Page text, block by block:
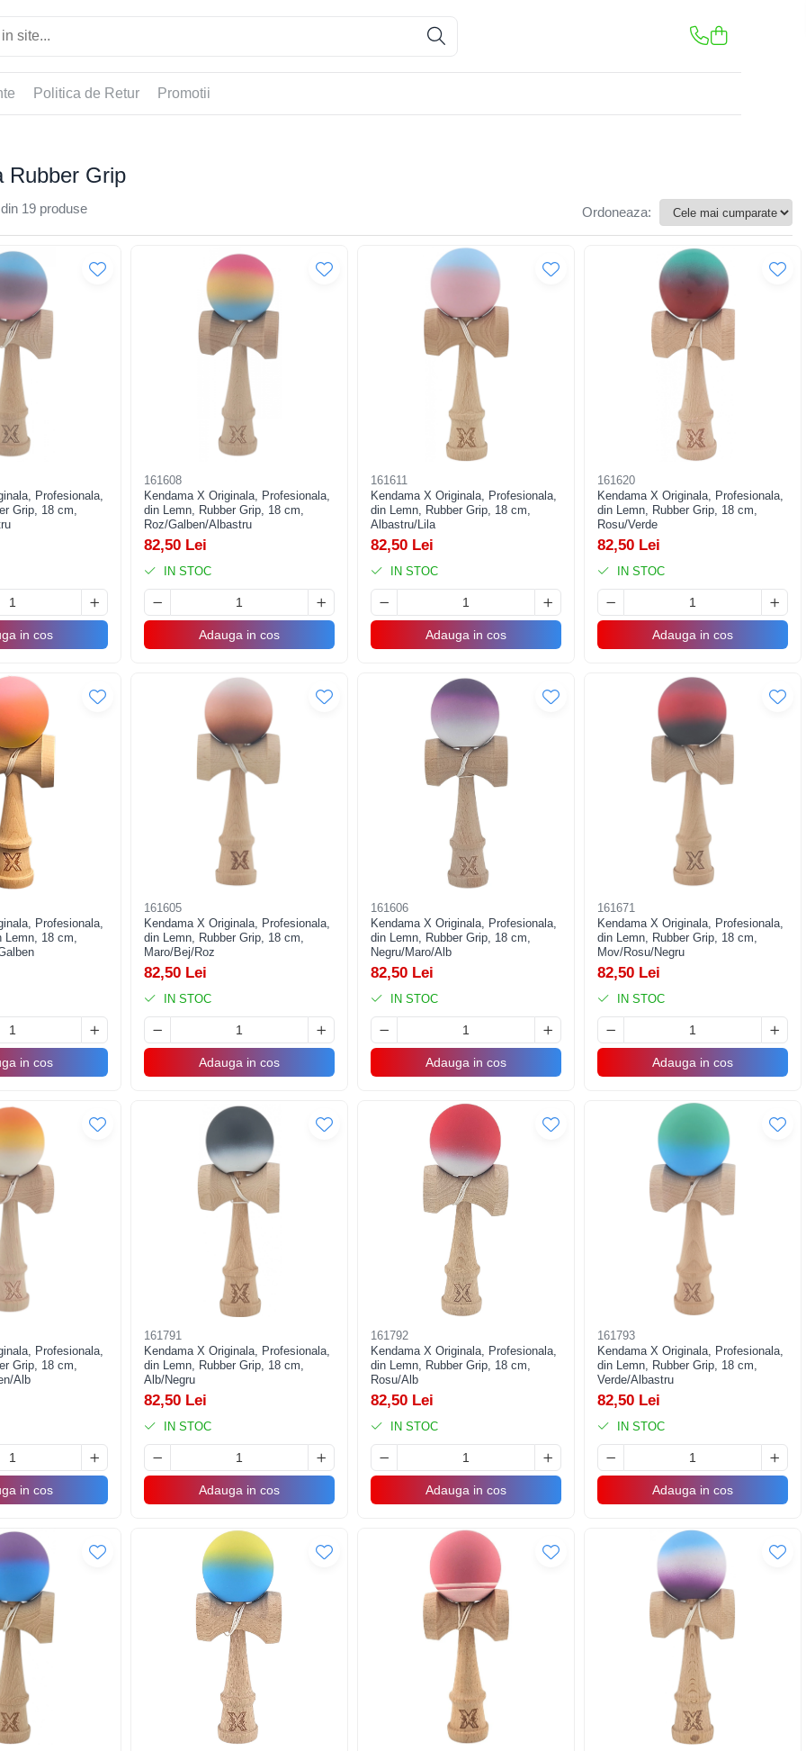
Politica de Retur Promotii
Rubber Grip
din 19 produse Ordoneaza:
Profesionala,
Grip, 18 cm,
in cos
161608
Kendama X Originala, Profesionala,
din Lemn, Rubber Grip, 18 cm,
Roz/Galben/Albastru
82,50 Lei
IN STOC
Adauga in cos
161611
Kendama X Originala, Profesionala,
din Lemn, Rubber Grip, 18 cm,
Albastru/Lila
82,50 Lei
IN STOC
Adauga in cos
161620
Kendama X Originala, Profesionala,
din Lemn, Rubber Grip, 18 cm,
Rosu/Verde
82,50 Lei
IN STOC
Adauga in cos
Profesionala,
Lemn, 18 cm,
in cos
161605
Kendama X Originala, Profesionala,
din Lemn, Rubber Grip, 18 cm,
Maro/Bej/Roz
82,50 Lei
IN STOC
Adauga in cos
161606
Kendama X Originala, Profesionala,
din Lemn, Rubber Grip, 18 cm,
Negru/Maro/Alb
82,50 Lei
IN STOC
Adauga in cos
161671
Kendama X Originala, Profesionala,
din Lemn, Rubber Grip, 18 cm,
Mov/Rosu/Negru
82,50 Lei
IN STOC
Adauga in cos
Profesionala,
Grip, 18 cm,
Alb
in cos
161791
Kendama X Originala, Profesionala,
din Lemn, Rubber Grip, 18 cm,
Alb/Negru
82,50 Lei
IN STOC
Adauga in cos
161792
Kendama X Originala, Profesionala,
din Lemn, Rubber Grip, 18 cm,
Rosu/Alb
82,50 Lei
IN STOC
Adauga in cos
161793
Kendama X Originala, Profesionala,
din Lemn, Rubber Grip, 18 cm,
Verde/Albastru
82,50 Lei
IN STOC
Adauga in cos